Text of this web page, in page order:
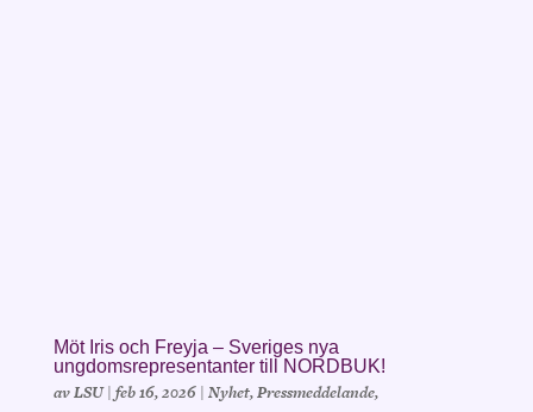
Möt Iris och Freyja – Sveriges nya
ungdomsrepresentanter till NORDBUK!
avLSU| feb 16, 2026| Nyhet,Pressmeddelande,